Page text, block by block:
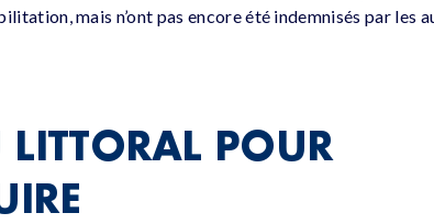
mais n’ont pas encore été indemnisés par les
LITTORAL POUR